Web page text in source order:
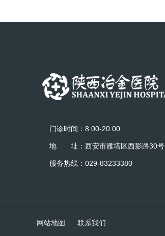
门诊时间：8:00-20:00
地 址：西安市雁塔区西影路30号
服务热线：029-83233380
网站地图 联系我们